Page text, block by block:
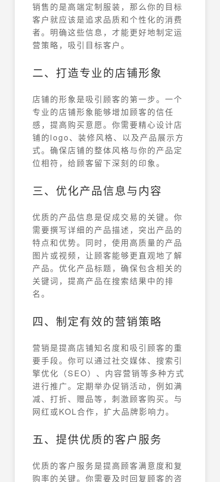
销售的是高端定制服装，那么你的目标
客户就应该是追求品质和个性化的消费
者。明确这些信息，才能更好地制定运
营策略，吸引目标客户。
二、打造专业的店铺形象
店铺的形象是吸引顾客的第一步。一个
专业的店铺形象能够增加顾客的信任
感，提高购买意愿。你需要精心设计店
铺的logo、装修风格、以及产品展示方
式。确保店铺的整体风格与你的产品定
位相符，给顾客留下深刻的印象。
三、优化产品信息与内容
优质的产品信息是促成交易的关键。你
需要撰写详细的产品描述，突出产品的
特点和优势。同时，使用高质量的产品
图片或视频，让顾客能够更直观地了解
产品。优化产品标题，确保包含相关的
关键词，提高产品在搜索结果中的排
名。
四、制定有效的营销策略
营销是提高店铺知名度和吸引顾客的重
要手段。你可以通过社交媒体、搜索引
擎优化（SEO）、内容营销等多种方式
进行推广。定期举办促销活动，例如满
减、打折、赠品等，刺激顾客购买。与
网红或KOL合作，扩大品牌影响力。
五、提供优质的客户服务
优质的客户服务是提高顾客满意度和复
购率的关键。你需要及时回复顾客的咨